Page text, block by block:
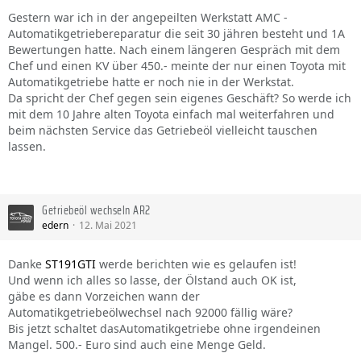
Gestern war ich in der angepeilten Werkstatt AMC -
Automatikgetriebereparatur die seit 30 jähren besteht und 1A
Bewertungen hatte. Nach einem längeren Gespräch mit dem
Chef und einen KV über 450.- meinte der nur einen Toyota mit
Automatikgetriebe hatte er noch nie in der Werkstat.
Da spricht der Chef gegen sein eigenes Geschäft? So werde ich
mit dem 10 Jahre alten Toyota einfach mal weiterfahren und
beim nächsten Service das Getriebeöl vielleicht tauschen
lassen.
Getriebeöl wechseln AR2
edern 12. Mai 2021
Danke ST191GTI werde berichten wie es gelaufen ist!
Und wenn ich alles so lasse, der Ölstand auch OK ist,
gäbe es dann Vorzeichen wann der
Automatikgetriebeölwechsel nach 92000 fällig wäre?
Bis jetzt schaltet dasAutomatikgetriebe ohne irgendeinen
Mangel. 500.- Euro sind auch eine Menge Geld.